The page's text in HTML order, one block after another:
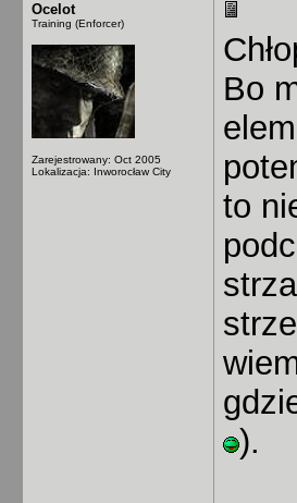
Ocelot
Training (Enforcer)
Zarejestrowany: Oct 2005
Lokalizacja: Inworocław City
Bo
to
).